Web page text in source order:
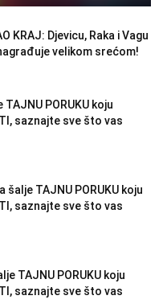
KRAJ: Djevicu, Raka i Vagu
velikom srećom!
TAJNU PORUKU koju
saznajte sve što vas
šalje TAJNU PORUKU koju
saznajte sve što vas
TAJNU PORUKU koju
saznajte sve što vas